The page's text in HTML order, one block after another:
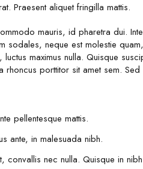
Praesent aliquet fringilla mattis.
mauris, id pharetra dui.
sodales, neque est molestie
maximus nulla. Quisque
porttitor sit amet sem.
pellentesque mattis.
ante, in malesuada nibh.
nec nulla. Quisque in